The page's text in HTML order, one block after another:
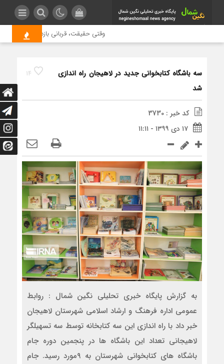
وقتی حقیقت، قربانی بازدید بیشتر
14
سه باشگاه کتابخوانی جدید در لاهیجان راه اندازی
شد
کد خبر : 3730
۱۷ دی ۱۳۹۹ - ۱۱:۱۱
به گزارش پایگاه خبری تحلیلی نگین شمال : روابط
عمومی اداره فرهنگ و ارشاد اسلامی شهرستان لاهیجان
خبر داد با راه اندازی این سه کتابخانه توسط سه تسهیلگر
لاهیجانی تعداد این باشگاه ها در پنجمین دوره جام
باشگاه های کتابخوانی شهرستان به ۹مورد رسید. جام